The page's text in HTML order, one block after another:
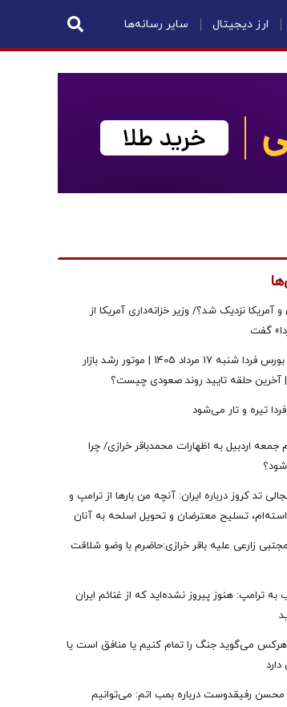
ارز دیجیتال سایر رسانه‌ها
و آمریکا نزدیک شد؟/ وزیر خزانه‌داری آمریکا از
گفت
پیش بینی بورس فردا شنبه 17 مرداد 1405 | موتور رشد بازار
حلقه تایید روند صعودی چیست؟
تیره و تار می‌شود
جمعه اردبیل به اظهارات محمدباقر خرازی/ چرا
تد کروز درباره ایران: آنچه من بارها از ترامپ و
تسلیح معترضان و تحویل اسلحه به آنان
زارعی علیه باقر خرازی:حاضرم با وضو شلاقت
به ترامپ: هنوز پیروز نشده‌اید که از غنائم ایران
هرکس می‌گوید جنگ را تمام کنیم یا منافق است یا
محسن رفیقدوست درباره بمب اتم: می‌توانیم